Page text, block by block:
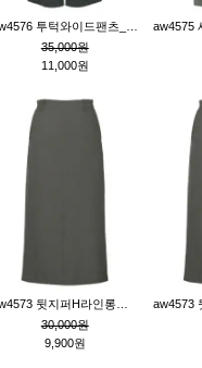
35,000원
11,000원
30,000원
9,900원